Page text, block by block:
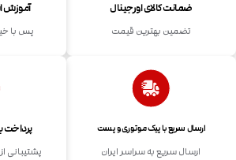
ضمانت کالای اورجینال
تضمین بهترین قیمت
آموزش
پس با
ارسال سریع با پیک موتوری و پست
ارسال سریع به سراسر ایران
پرداخت
پشتیبانی